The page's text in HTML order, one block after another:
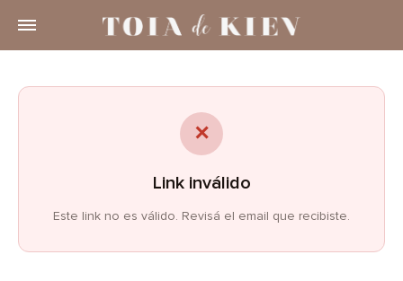
✕
Link inválido
Este link no es válido. Revisá el email que recibiste.